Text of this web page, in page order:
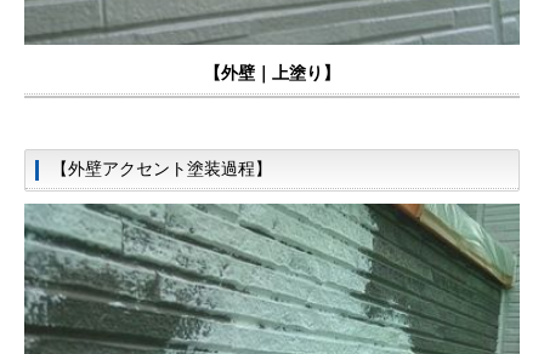
【外壁｜上塗り】
【外壁アクセント塗装過程】